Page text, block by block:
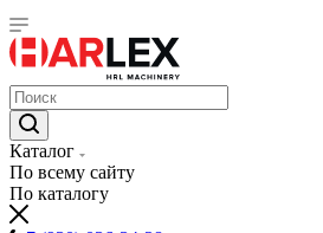
Каталог
По всему сайту
По каталогу